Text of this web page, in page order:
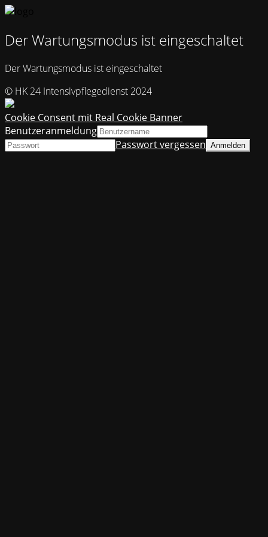
Der Wartungsmodus ist eingeschaltet
Der Wartungsmodus ist eingeschaltet
© HK 24 Intensivpflegedienst 2024
Cookie Consent mit Real Cookie Banner
Benutzeranmeldung
Passwort vergessen